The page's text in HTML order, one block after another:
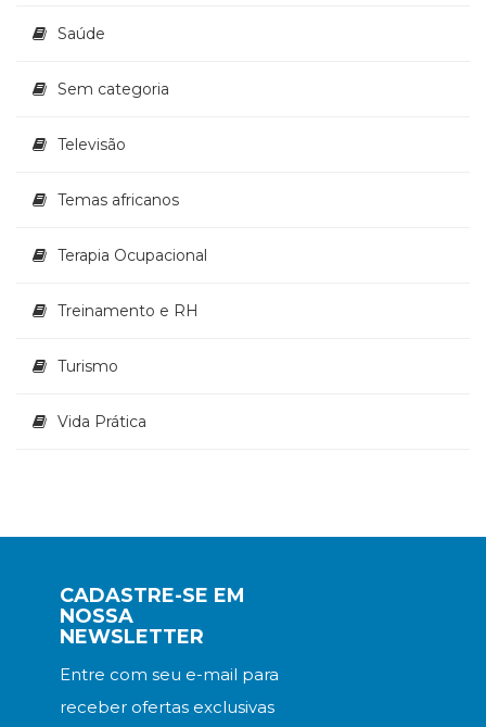
Saúde
Sem categoria
Televisão
Temas africanos
Terapia Ocupacional
Treinamento e RH
Turismo
Vida Prática
CADASTRE-SE EM
NOSSA
NEWSLETTER
Entre com seu e-mail para
receber ofertas exclusivas